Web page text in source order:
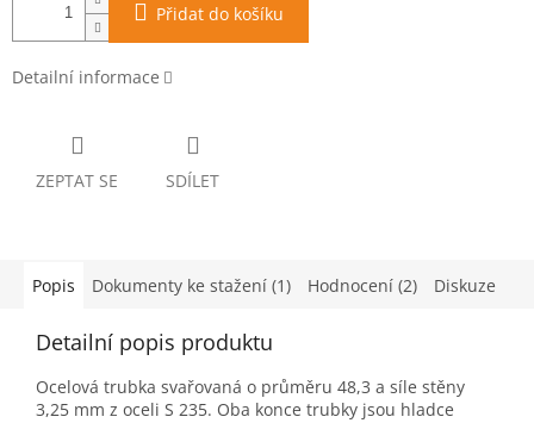
Přidat do košíku
Detailní informace
ZEPTAT SE SDÍLET
Popis Dokumenty ke stažení (1) Hodnocení (2) Diskuze
Detailní popis produktu
Ocelová trubka svařovaná o průměru 48,3 a síle stěny
3,25 mm z oceli S 235. Oba konce trubky jsou hladce